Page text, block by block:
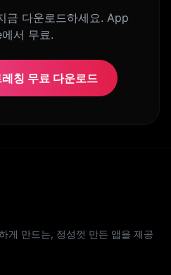
금 다운로드하세요. App
서 무료.
칭 무료 다운로드
게 만드는, 정성껏 만든 앱을 제공